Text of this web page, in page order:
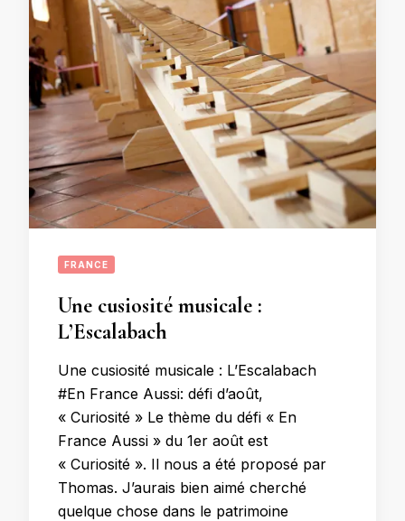
FRANCE
Une cusiosité musicale :
L’Escalabach
Une cusiosité musicale : L’Escalabach
#En France Aussi: défi d’août,
« Curiosité » Le thème du défi « En
France Aussi » du 1er août est
« Curiosité ». Il nous a été proposé par
Thomas. J’aurais bien aimé cherché
quelque chose dans le patrimoine